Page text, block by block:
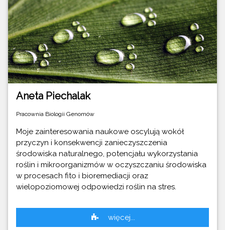
Aneta Piechalak
Pracownia Biologii Genomów
Moje zainteresowania naukowe oscylują wokół
przyczyn i konsekwencji zanieczyszczenia
środowiska naturalnego, potencjału wykorzystania
roślin i mikroorganizmów w oczyszczaniu środowiska
w procesach fito i bioremediacji oraz
wielopoziomowej odpowiedzi roślin na stres.
więcej...